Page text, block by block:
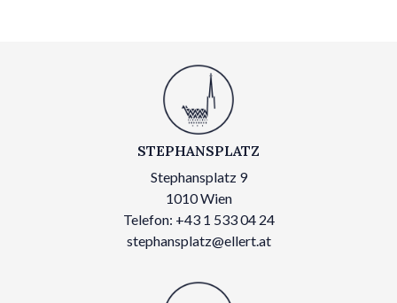
STEPHANSPLATZ
Stephansplatz 9
1010 Wien
Telefon: +43 1 533 04 24
stephansplatz@ellert.at